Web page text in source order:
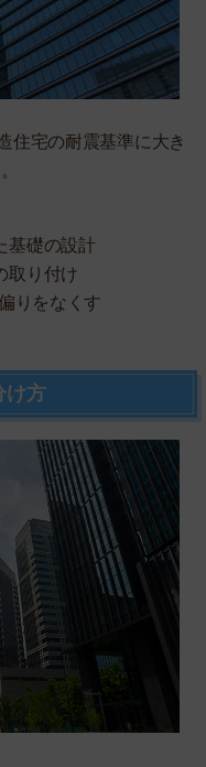
住宅の耐震基準に大き
基礎の設計
取り付け
りをなくす
け方